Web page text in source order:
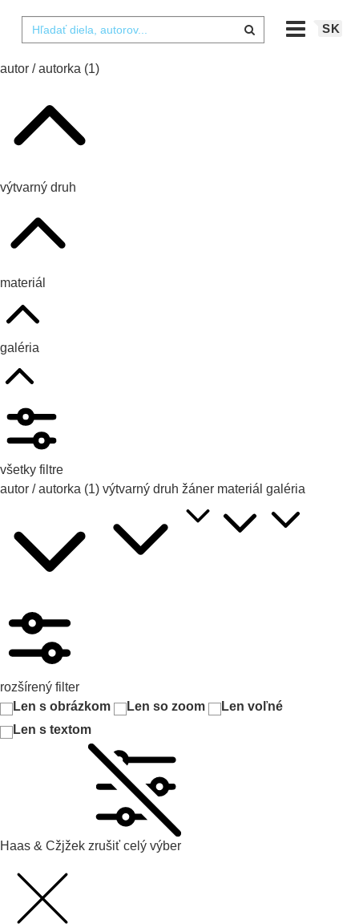
SK
autor / autorka (1)
výtvarný druh
materiál
galéria
všetky filtre
autor / autorka (1) výtvarný druh žáner materiál galéria
rozšírený filter
Len s obrázkom
Len so zoom
Len voľné
Len s textom
Haas & Cžjžek zrušiť celý výber